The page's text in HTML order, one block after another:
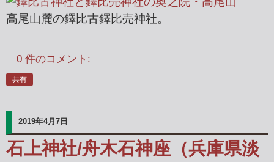
高尾山麓の鐸比古鐸比売神社。
0 件のコメント:
共有
2019年4月7日
石上神社/舟木石神座（兵庫県淡